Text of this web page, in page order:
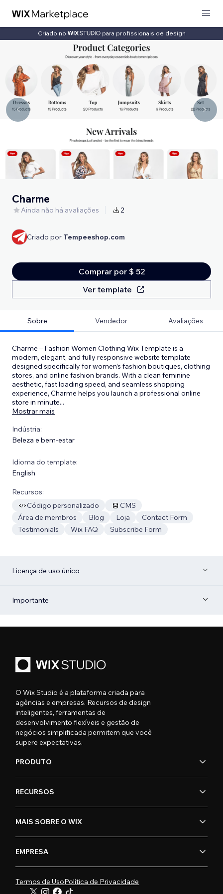
Criado no para profissionais de design
Charme
Ainda não há avaliações 2
Criado por Tempeeshop.com
Comprar por $ 52
Ver template
Sobre Vendedor Avaliações
Charme – Fashion Women Clothing Wix Template is a
modern, elegant, and fully responsive website template
designed specifically for women’s fashion boutiques, clothing
stores, and online fashion brands. With a clean feminine
aesthetic, fast loading speed, and seamless shopping
experience, Charme helps you launch a professional online
store in minute...
Mostrar mais
Indústria:
Beleza e bem-estar
Idioma do template:
English
Recursos:
Código personalizado
CMS
Área de membros
Blog Loja
Contact Form
Testimonials
Wix FAQ Subscribe Form
Licença de uso único
Importante
O Wix Studio é a plataforma criada para
agências e empresas. Recursos de design
inteligentes, ferramentas de
desenvolvimento flexíveis e gestão de
negócios simplificada permitem que você
supere expectativas.
PRODUTO
RECURSOS
MAIS SOBRE O WIX
EMPRESA
Termos de UsoPolítica de Privacidade